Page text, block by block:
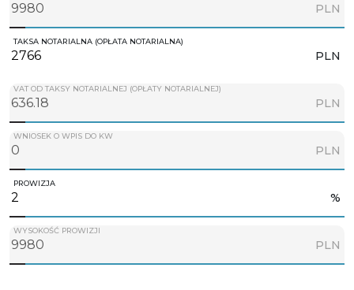
PLN
TAKSA NOTARIALNA (OPŁATA NOTARIALNA)
PLN
VAT OD TAKSY NOTARIALNEJ (OPŁATY NOTARIALNEJ)
PLN
WNIOSEK O WPIS DO KW
PLN
PROWIZJA
%
WYSOKOŚĆ PROWIZJI
PLN